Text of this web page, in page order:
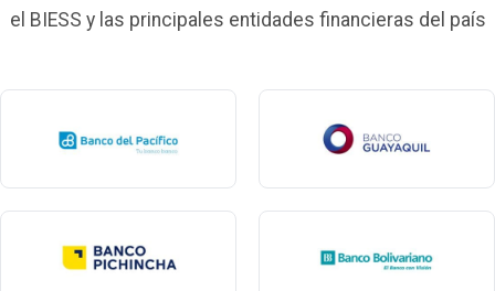
el BIESS y las principales entidades financieras del país